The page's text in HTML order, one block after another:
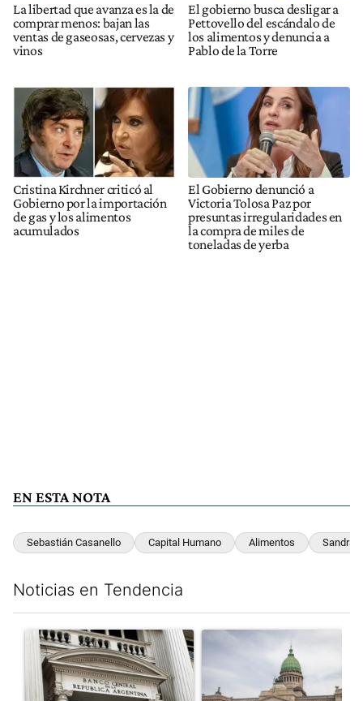
La libertad que avanza es la de
comprar menos: bajan las
ventas de gaseosas, cervezas y
vinos
El gobierno busca desligar a
Pettovello del escándalo de
los alimentos y denuncia a
Pablo de la Torre
Cristina Kirchner criticó al
Gobierno por la importación
de gas y los alimentos
acumulados
El Gobierno denunció a
Victoria Tolosa Paz por
presuntas irregularidades en
la compra de miles de
toneladas de yerba
EN ESTA NOTA
Sebastián Casanello Capital Humano Alimentos Sandra
Noticias en Tendencia
Un artículo de tendencia con el título "Las reservas del Banco
Un artículo de tendencia